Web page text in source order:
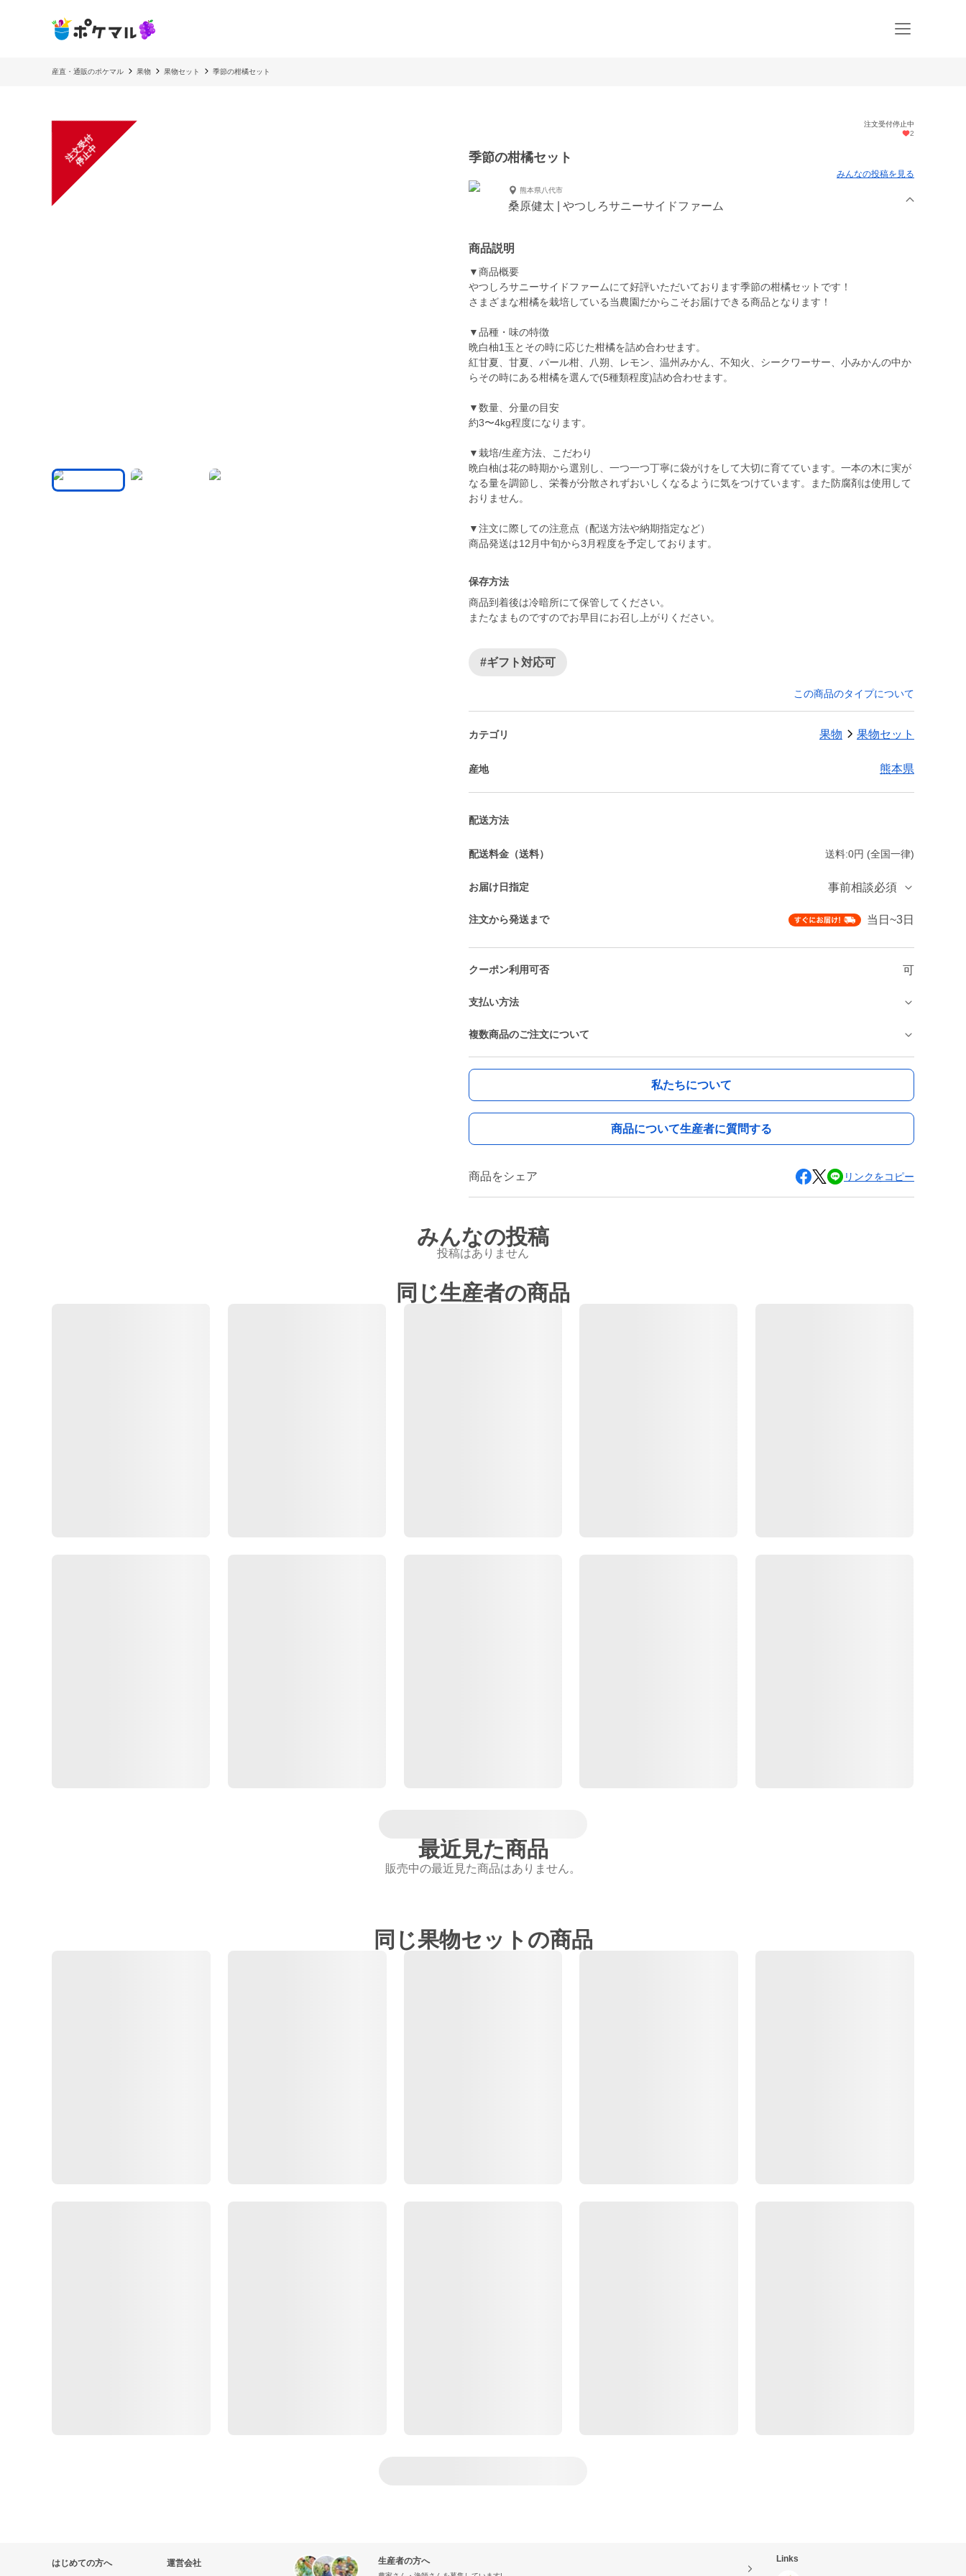
産直・通販のポケマル 果物 果物セット 季節の柑橘セット
注
文
受
付
停
止
中
注文受付停止中
2
季節の柑橘セット
みんなの投稿を見る
熊本県八代市
桑原健太 | やつしろサニーサイドファーム
商品説明
▼商品概要
やつしろサニーサイドファームにて好評いただいております季節の柑橘セットです！
さまざまな柑橘を栽培している当農園だからこそお届けできる商品となります！
▼品種・味の特徴
晩白柚1玉とその時に応じた柑橘を詰め合わせます。
紅甘夏、甘夏、パール柑、八朔、レモン、温州みかん、不知火、シークワーサー、小みかんの中か
らその時にある柑橘を選んで(5種類程度)詰め合わせます。
▼数量、分量の目安
約3〜4kg程度になります。
▼栽培/生産方法、こだわり
晩白柚は花の時期から選別し、一つ一つ丁寧に袋がけをして大切に育てています。一本の木に実が
なる量を調節し、栄養が分散されずおいしくなるように気をつけています。また防腐剤は使用して
おりません。
▼注文に際しての注意点（配送方法や納期指定など）
商品発送は12月中旬から3月程度を予定しております。
保存方法
商品到着後は冷暗所にて保管してください。
またなまものですのでお早目にお召し上がりください。
#ギフト対応可
この商品のタイプについて
カテゴリ 果物 果物セット
産地 熊本県
配送方法
配送料金（送料） 送料:0円 (全国一律)
お届け日指定 事前相談必須
注文から発送まで 当日~3日
クーポン利用可否 可
支払い方法
複数商品のご注文について
私たちについて
商品について生産者に質問する
商品をシェア リンクをコピー
みんなの投稿
投稿はありません
同じ生産者の商品
最近見た商品
販売中の最近見た商品はありません。
同じ果物セットの商品
はじめての方へ 運営会社 生産者の方へ Links